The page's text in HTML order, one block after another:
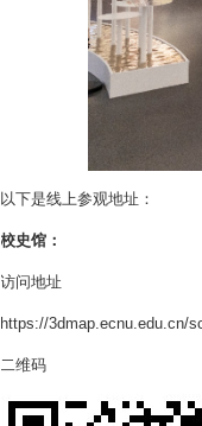
以下是线上参观地址：
校史馆：
访问地址
https://3dmap.ecnu.edu.cn/
二维码